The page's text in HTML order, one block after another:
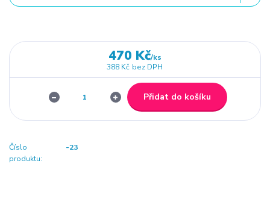
470 Kč/ks
388 Kč bez DPH
Přidat do košíku
Číslo
produktu:
-23